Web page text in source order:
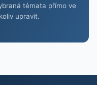
témata přímo ve
upravit.